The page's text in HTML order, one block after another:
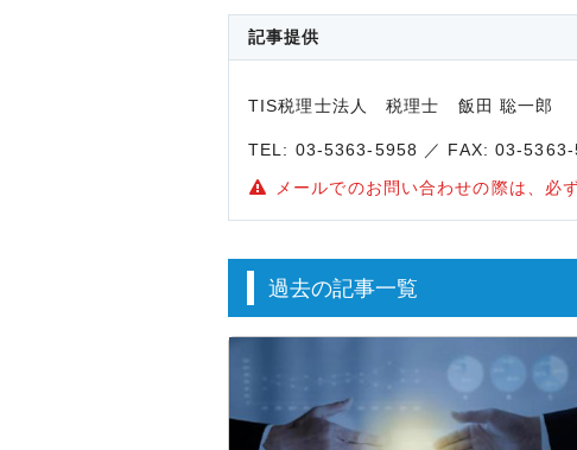
記事提供
TIS税理士法人 税理士 飯田 聡一
TEL: 03-5363-5958 ／ FAX: 03-5363-
メールでのお問い合わせの際は、必
過去の記事一覧